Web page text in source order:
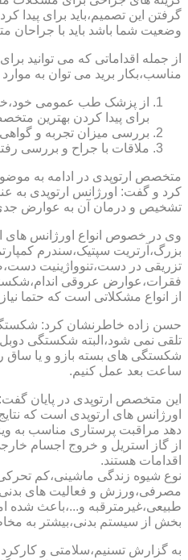
گرفتن این تصمیم،باید برای پیدا
وضعیت شما باشد باید با جراحان
از جمله اقداماتی که می توانید
مناسب،بکار برید می توان به
از پزشک طب عمومی
برای پیدا کردن بهترین
بررسی میزان تجربه و گواهی
ملاقات با جراح و بررسی
متخصص ارتوپدی در ادامه به
کرد و گفت: اورژانس ارتوپدی به
تشخیص و درمان آن به عوارض
وی در خصوص انواع اورژانس های
بزرگ،آرتریت سپتیک،سندرم
تزریقی در دست،تنوواژینیت
فقرات،عوارض عروقی
از انواع مشکلاتی است که حتما
حسن زاده خاطرنشان کرد:
تلقی نمی شود،البته شکستگی
ساعت بعد عمل کنیم.
این متخصص ارتوپدی در پایان
اورژانس های ارتوپدی است که
دهد مراقبت پرستاری مناسب به
از گاز استریل و خروج اجسام
اقدامات هستند.
نوع شیوه زندگی ماشینی،کم
مصرفی،ورزش و فعالیت های
طبیعی،غیرمترقبه و...،باعث شده
بخش از سیستم بدنی،بیشتر به
به گزارش تسنیم،سلامتی و